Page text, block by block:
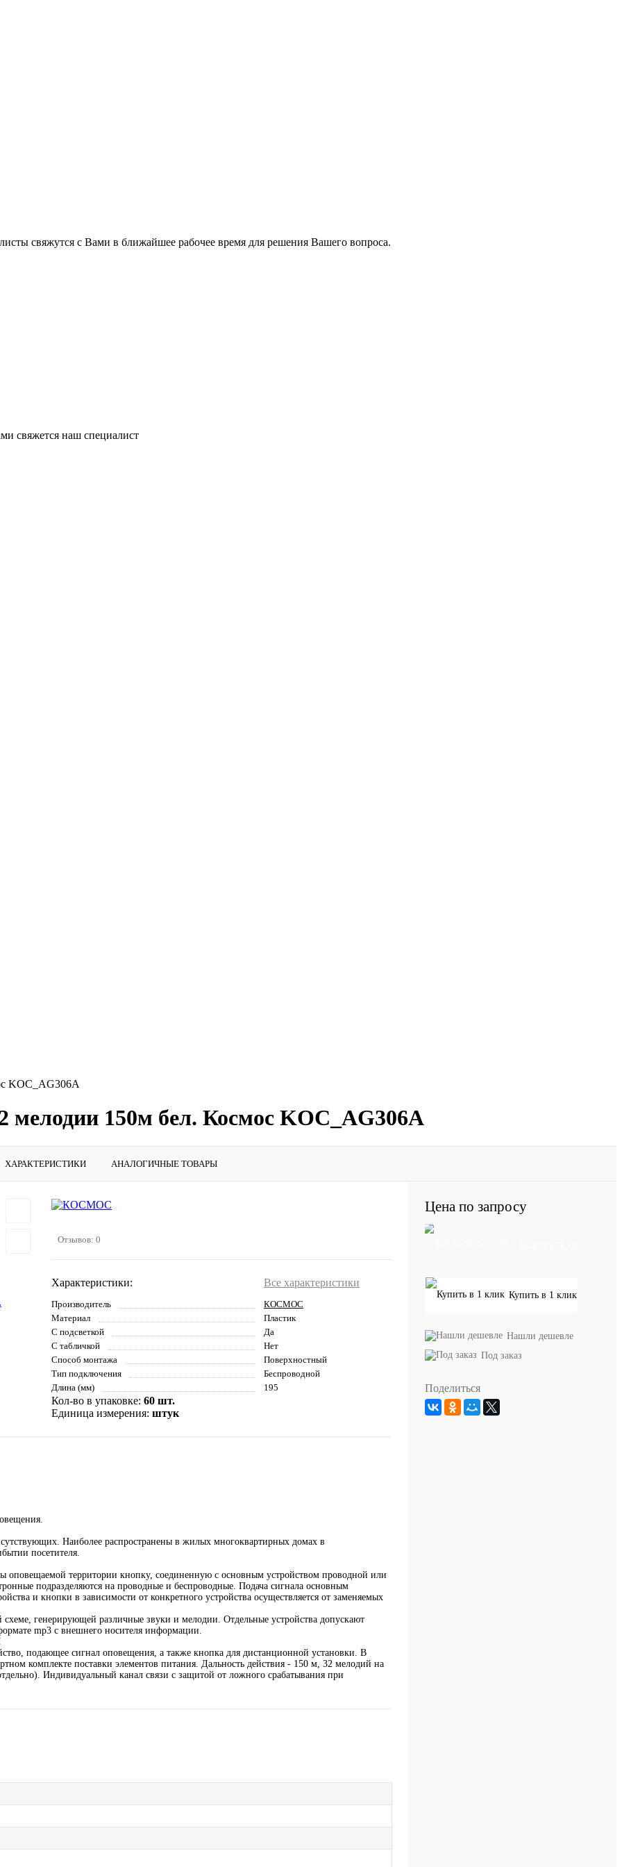
свяжутся с Вами в ближайшее рабочее время для решения Вашего вопроса.
свяжется наш специалист
KOC_AG306A
мелодии 150м бел. Космос KOC_AG306A
ХАРАКТЕРИСТИКИ АНАЛОГИЧНЫЕ ТОВАРЫ
Отзывов: 0
Характеристики: Все характеристики
Производитель
КОСМОС
Материал
Пластик
С подсветкой
Да
С табличкой
Нет
Способ монтажа
Поверхностный
Тип подключения
Беспроводной
Длина (мм)
195
Кол-во в упаковке: 60 шт.
Единица измерения: штук
Наиболее распространены в жилых многоквартирных домах в
посетителя.
оповещаемой территории кнопку, соединенную с основным устройством проводной или
подразделяются на проводные и беспроводные. Подача сигнала основным
и кнопки в зависимости от конкретного устройства осуществляется от заменяемых
генерирующей различные звуки и мелодии. Отдельные устройства допускают
mp3 с внешнего носителя информации.
подающее сигнал оповещения, а также кнопка для дистанционной установки. В
комплекте поставки элементов питания. Дальность действия - 150 м, 32 мелодий на
Индивидуальный канал связи с защитой от ложного срабатывания при
Цена по запросу
Купить в 1 клик
Нашли дешевле
Под заказ
Поделиться